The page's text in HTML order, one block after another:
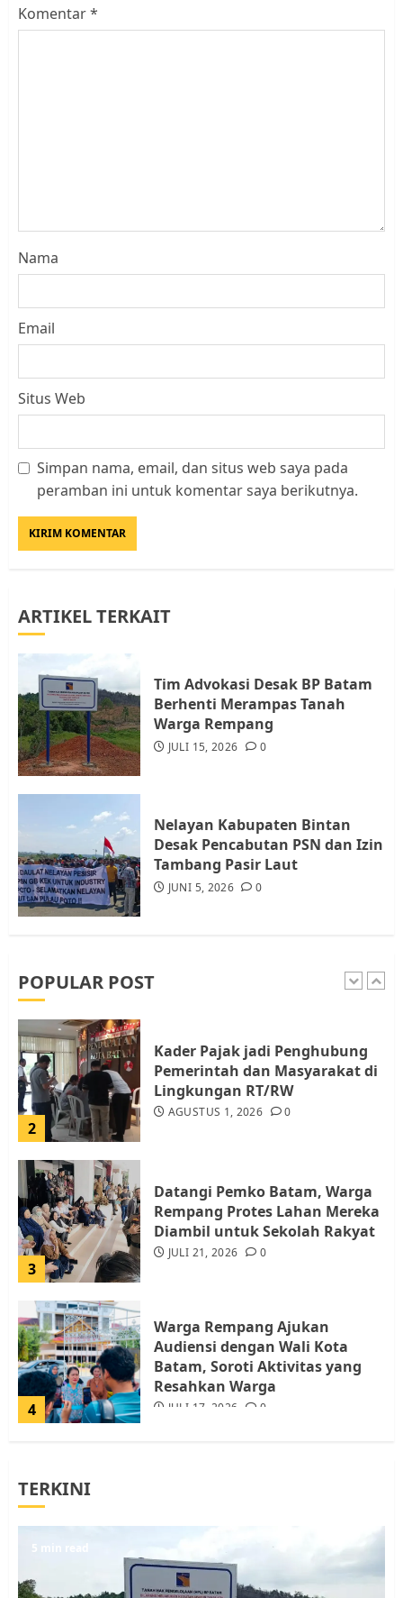
Komentar*
Nama
Email
Situs Web
Simpan nama, email, dan situs web saya pada
peramban ini untuk komentar saya berikutnya.
ARTIKEL TERKAIT
Tim Advokasi Desak BP Batam
Berhenti Merampas Tanah
Warga Rempang
JULI 15, 2026 0
Nelayan Kabupaten Bintan
Desak Pencabutan PSN dan Izin
Tambang Pasir Laut
JUNI 5, 2026 0
POPULAR POST
Datangi Pemko Batam, Warga
4
Warga Rempang Ajukan
Resahkan Warga
JULI 17, 2026 0
5
JULI 15, 2026 0
1
2
Kader Pajak jadi Penghubung
Pemerintah dan Masyarakat di
Lingkungan RT/RW
AGUSTUS 1, 2026 0
3
Datangi Pemko Batam, Warga
Rempang Protes Lahan Mereka
Diambil untuk Sekolah Rakyat
JULI 21, 2026 0
4
Warga Rempang Ajukan
Audiensi dengan Wali Kota
Batam, Soroti Aktivitas yang
Resahkan Warga
JULI 17, 2026 0
5
TERKINI
5 min read